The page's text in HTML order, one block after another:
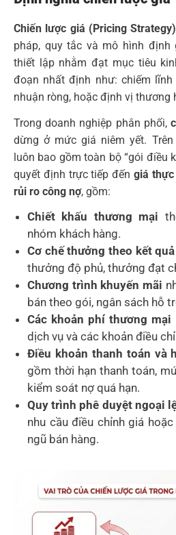
Chiến lược giá (Pricing Strategy)
pháp, quy tắc và mô hình định
thiết lập nhằm đạt mục tiêu
đoạn nhất định như: chiếm
nhuận ròng, hoặc định vị thương
Trong doanh nghiệp phân phối,
dừng ở mức giá niêm yết.
luôn bao gồm toàn bộ “gói điều
quyết định trực tiếp đếngiá
rủi ro công nợ, gồm:
Chiết khấu thương mại
nhóm khách hàng.
Cơ chế thưởng theo kết quả
thưởng độ phủ, thưởng đạt
Chương trình khuyến mãi
bán theo gói, ngân sách hỗ
Các khoản phí thương mại
dịch vụ và các khoản điều
Điều khoản thanh toán và
gồm thời hạn thanh toán,
kiểm soát nợ quá hạn.
Quy trình phê duyệt ngoại
nhu cầu điều chỉnh giá
ngũ bán hàng.